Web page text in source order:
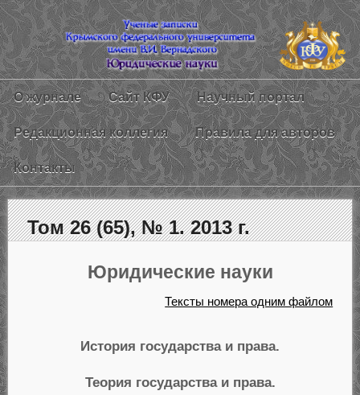
О журнале Сайт КФУ Научный портал
Редакционная коллегия Правила для авторов
Контакты
Том 26 (65), № 1. 2013 г.
Юридические науки
Тексты номера одним файлом
История государства и права.
Теория государства и права.